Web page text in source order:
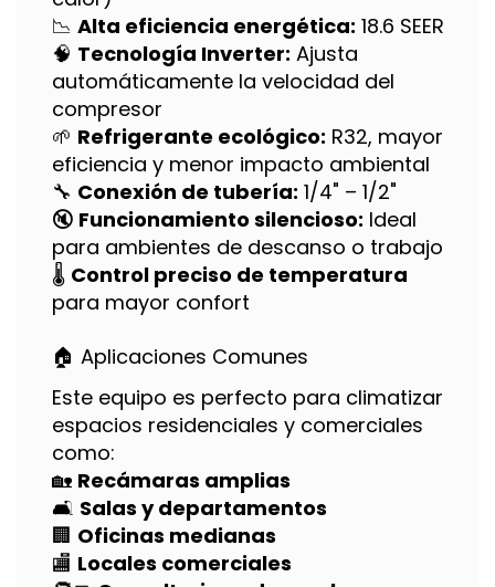
📉 Alta eficiencia energética: 18.6 SEER
🧠 Tecnología Inverter: Ajusta
automáticamente la velocidad del
compresor
🌱 Refrigerante ecológico: R32, mayor
eficiencia y menor impacto ambiental
🔧 Conexión de tubería: 1/4" – 1/2"
🔇 Funcionamiento silencioso: Ideal
para ambientes de descanso o trabajo
🌡️ Control preciso de temperatura
para mayor confort
🏠 Aplicaciones Comunes
Este equipo es perfecto para climatizar
espacios residenciales y comerciales
como:
🏡 Recámaras amplias
🛋️ Salas y departamentos
🏢 Oficinas medianas
🏬 Locales comerciales